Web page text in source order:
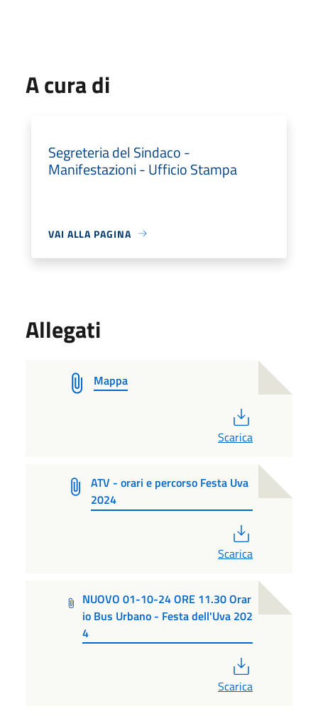
A cura di
Segreteria del Sindaco -
Manifestazioni - Ufficio Stampa
VAI ALLA PAGINA
Allegati
Mappa
Scarica
ATV - orari e percorso Festa Uva
2024
Scarica
NUOVO 01-10-24 ORE 11.30 Orar
io Bus Urbano - Festa dell'Uva 202
4
Scarica